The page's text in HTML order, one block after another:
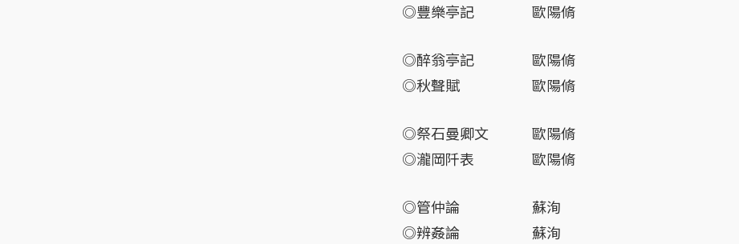
◎豐樂亭記 歐陽脩
◎醉翁亭記 歐陽脩
◎秋聲賦 歐陽脩
◎祭石曼卿文 歐陽脩
◎瀧岡阡表 歐陽脩
◎管仲論 蘇洵
◎辨姦論 蘇洵